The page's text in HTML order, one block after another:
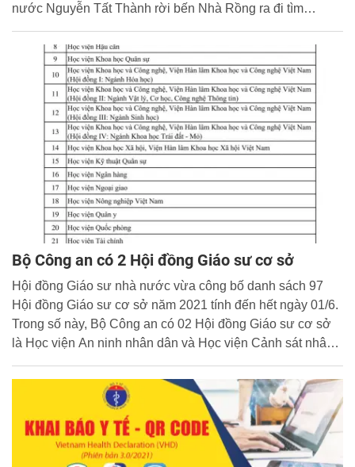
nước Nguyễn Tất Thành rời bến Nhà Rồng ra đi tìm
mốc son rực rỡ nhất trong lịch sử đấu tranh giải phóng dân
tộc Việt Nam.
Bộ Công an có 2 Hội đồng Giáo sư cơ sở
Hội đồng Giáo sư nhà nước vừa công bố danh sách 97
Hội đồng Giáo sư cơ sở năm 2021 tính đến hết ngày 01/6.
Trong số này, Bộ Công an có 02 Hội đồng Giáo sư cơ sở
là Học viện An ninh nhân dân và Học viện Cảnh sát nhân